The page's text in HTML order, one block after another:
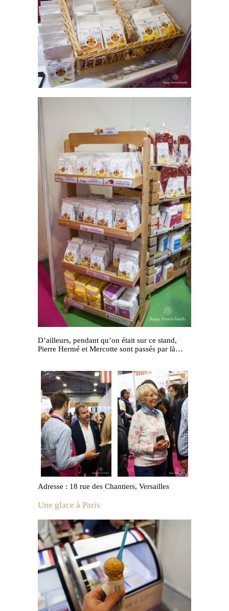
D’ailleurs, pendant qu’on était sur ce stand,
Pierre Hermé et Mercotte sont passés par là…
Adresse : 18 rue des Chantiers, Versailles
Une glace à Paris